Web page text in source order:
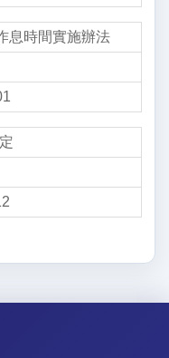
息時間實施辦法